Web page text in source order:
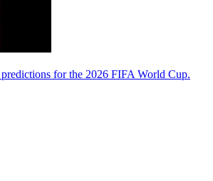
predictions for the 2026 FIFA World Cup.